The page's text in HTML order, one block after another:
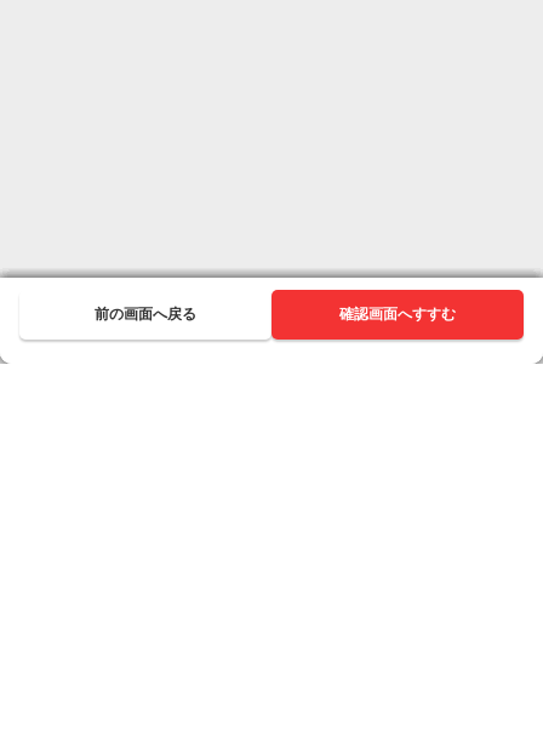
前の画面へ戻る 次へ進む
前の画面へ戻る 次へ進む
前の画面へ戻る 次へ進む
前の画面へ戻る 次へ進む
前の画面へ戻る 次へ進む
前の画面へ戻る 次へ進む
前の画面へ戻る 次へ進む
前の画面へ戻る 次へ進む
前の画面へ戻る 確認画面へすすむ